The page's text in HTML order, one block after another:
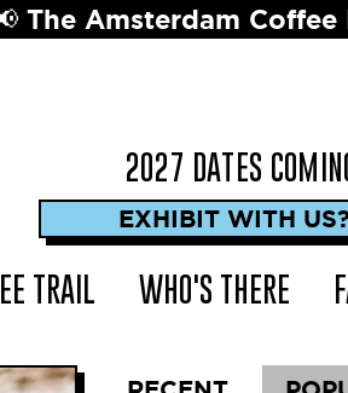
Festival returns in
2027 DATES
EXHIBIT WITH
TRAIL WHO'S THERE